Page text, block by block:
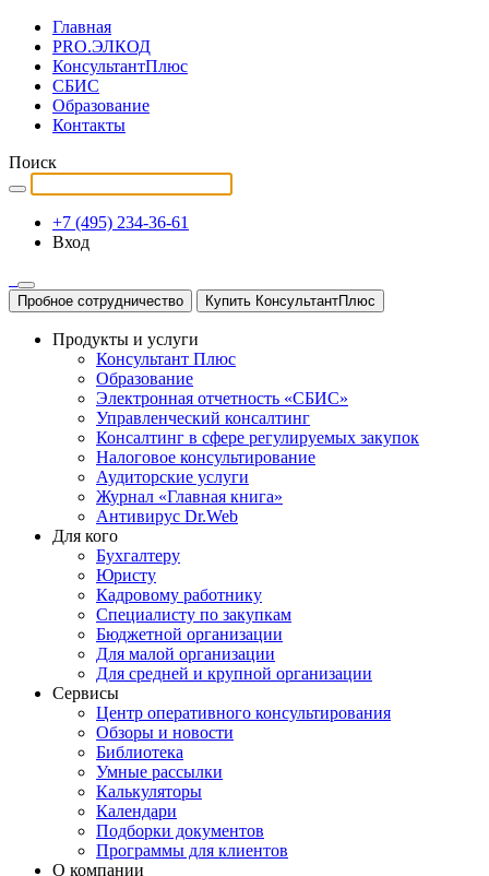
Главная
PRO.ЭЛКОД
КонсультантПлюс
СБИС
Образование
Контакты
Поиск
+7 (495) 234-36-61
Вход
Пробное сотрудничество Купить КонсультантПлюс
Продукты и услуги
Консультант Плюс
Образование
Электронная отчетность «СБИС»
Управленческий консалтинг
Консалтинг в сфере регулируемых закупок
Налоговое консультирование
Аудиторские услуги
Журнал «Главная книга»
Антивирус Dr.Web
Для кого
Бухгалтеру
Юристу
Кадровому работнику
Специалисту по закупкам
Бюджетной организации
Для малой организации
Для средней и крупной организации
Сервисы
Центр оперативного консультирования
Обзоры и новости
Библиотека
Умные рассылки
Калькуляторы
Календари
Подборки документов
Программы для клиентов
О компании